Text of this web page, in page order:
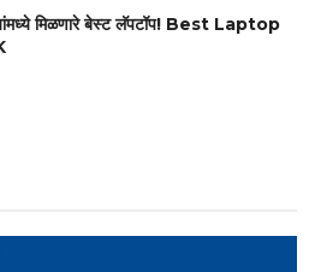
मिळणारे बेस्ट लॅपटॉप! Best Laptop